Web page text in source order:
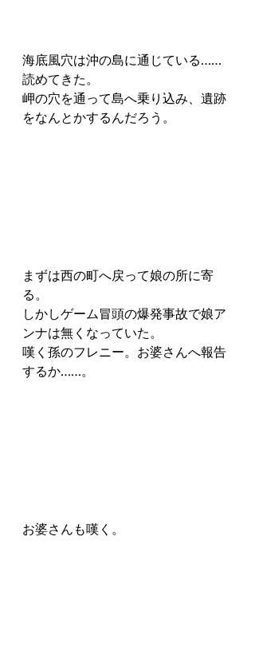
海底風穴は沖の島に通じている……
読めてきた。
岬の穴を通って島へ乗り込み、遺跡
をなんとかするんだろう。
まずは西の町へ戻って娘の所に寄
る。
しかしゲーム冒頭の爆発事故で娘ア
ンナは無くなっていた。
嘆く孫のフレニー。お婆さんへ報告
するか……。
お婆さんも嘆く。